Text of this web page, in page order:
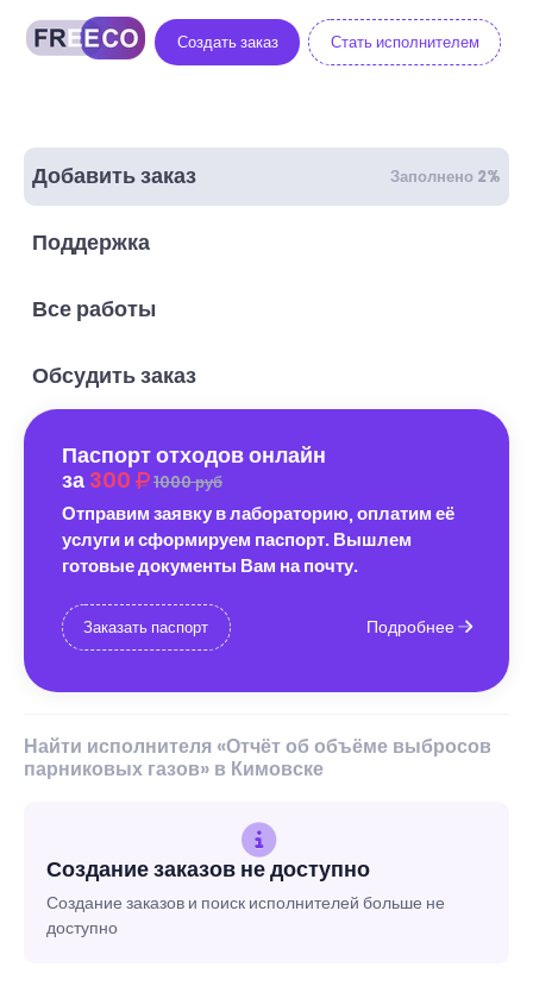
Создать заказ Стать исполнителем
Добавить заказ Заполнено 2%
Поддержка
Все работы
Обсудить заказ
Паспорт отходов онлайн
за 300 1000 руб
Отправим заявку в лабораторию, оплатим её
услуги и сформируем паспорт. Вышлем
готовые документы Вам на почту.
Заказать паспорт Подробнее
Найти исполнителя «Отчёт об объёме выбросов
парниковых газов» в Кимовске
Создание заказов не доступно
Создание заказов и поиск исполнителей больше не
доступно